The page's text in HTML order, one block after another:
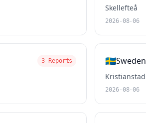
Skellefteå
2026-08-06
3 Reports 🇸🇪Sweden
Kristianstad
2026-08-06